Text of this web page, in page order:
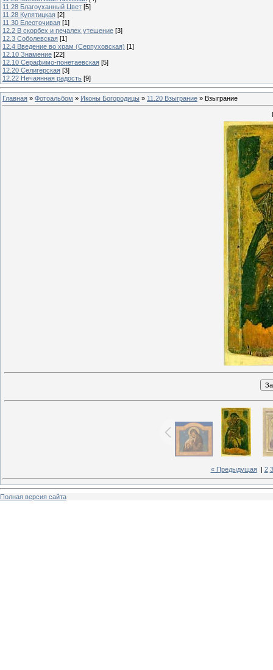
11.28 Благоуханный Цвет [5]
11.28 Купятицкая [2]
11.30 Елеоточивая [1]
12.2 В скорбех и печалех утешение [3]
12.3 Соболевская [1]
12.4 Введение во храм (Серпуховская) [1]
12.10 Знамение [22]
12.10 Серафимо-понетаевская [5]
12.20 Селигерская [3]
12.22 Нечаянная радость [9]
Главная » Фотоальбом » Иконы Богородицы » 11.20 Взыграние » Взыграние
« Предыдущая| 2 3
Полная версия сайта